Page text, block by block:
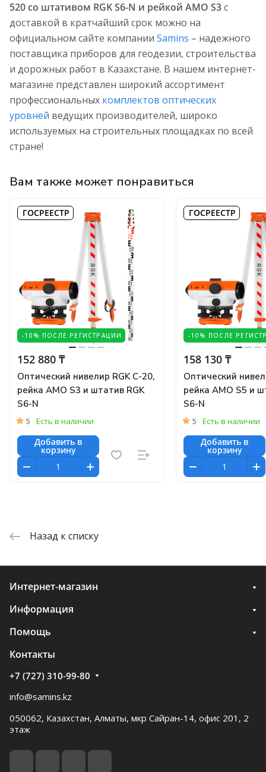
520 со штативом RGK S6-N и рейкой AMO S3с
доставкой в кратчайший срок можно на
официальном сайте компании Samins – надежного
поставщика приборов для геодезии, строительства
и дорожных работ в Казахстане. В нашем интернет-
магазине представлен широкий ассортимент
профессиональных комплектов оптических
уровней ведущих производителей, широко
используемых на строительных площадках по всей
стране!
Вам также может понравиться
-10% ПОСЛЕ РЕГИСТРАЦИИ
ГОСРЕЕСТР
152 880 ₸
Оптический нивелир RGK C-20,
рейка AMO S3 и штатив RGK
S6-N
5 Есть в наличии
Добавить в
корзину
-10% ПОСЛЕ
ГОСРЕЕСТР
158 130 ₸
Оптический
рейка AMO S5 и
S6-N
5 Есть в наличии
Добавить в
корзину
Назад к списку
Интернет-магазин
Информация
Помощь
Контакты
+7 (727) 310-99-80
info@samins.kz
050062, Казахстан, Алматы, мкр Сайран-14, офис 201, 2
этаж